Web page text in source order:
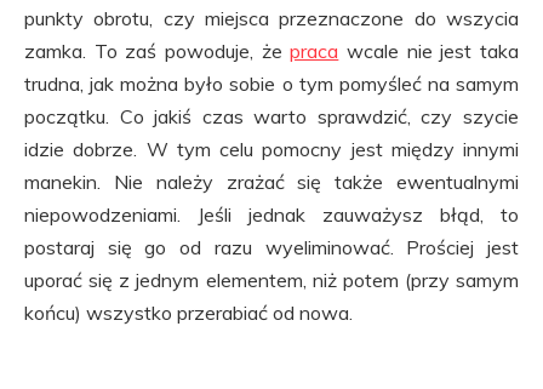
punkty obrotu, czy miejsca przeznaczone do wszycia
zamka. To zaś powoduje, żepraca wcale nie jest taka
trudna, jak można było sobie o tym pomyśleć na samym
początku. Co jakiś czas warto sprawdzić, czy szycie
idzie dobrze. W tym celu pomocny jest między innymi
manekin. Nie należy zrażać się także ewentualnymi
niepowodzeniami. Jeśli jednak zauważysz błąd, to
postaraj się go od razu wyeliminować. Prościej jest
uporać się z jednym elementem, niż potem (przy samym
końcu) wszystko przerabiać od nowa.